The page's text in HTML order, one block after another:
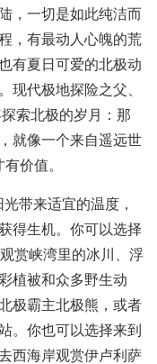
，一切是如此纯洁而
，有最动人心魄的荒
有夏日可爱的北极动
现代极地探险之父、
索北极的岁月：那
就像一个来自遥远世
价值。
带来适宜的温度，
得生机。你可以选择
赏峡湾里的冰川、浮
植被和众多野生动
极霸主北极熊，或者
。你也可以选择来到
西海岸观赏伊卢利萨